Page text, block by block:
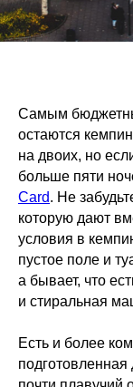
Самым
остаются
на двоих, но
больше пяти
Card. Не
которую дают
условия в
пустое поле и
а бывает, что
и стиральная
Есть и более